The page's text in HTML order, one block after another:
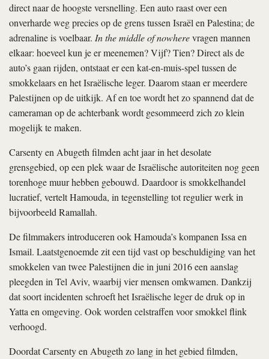
direct naar de hoogste versnelling. Een auto raast over een
onverharde weg precies op de grens tussen Israël en Palestina; de
adrenaline is voelbaar. In the middle of nowherevragen mannen
elkaar: hoeveel kun je er meenemen? Vijf? Tien? Direct als de
auto’s gaan rijden, ontstaat er een kat-en-muis-spel tussen de
smokkelaars en het Israëlische leger. Daarom staan er meerdere
Palestijnen op de uitkijk. Af en toe wordt het zo spannend dat de
cameraman op de achterbank wordt gesommeerd zich zo klein
mogelijk te maken.
Carsenty en Abugeth filmden acht jaar in het desolate
grensgebied, op een plek waar de Israëlische autoriteiten nog geen
torenhoge muur hebben gebouwd. Daardoor is smokkelhandel
lucratief, vertelt Hamouda, in tegenstelling tot regulier werk in
bijvoorbeeld Ramallah.
De filmmakers introduceren ook Hamouda’s kompanen Issa en
Ismail. Laatstgenoemde zit een tijd vast op beschuldiging van het
smokkelen van twee Palestijnen die in juni 2016 een aanslag
pleegden in Tel Aviv, waarbij vier mensen omkwamen. Dankzij
dat soort incidenten schroeft het Israëlische leger de druk op in
Yatta en omgeving. Ook worden celstraffen voor smokkel flink
verhoogd.
Doordat Carsenty en Abugeth zo lang in het gebied filmden,